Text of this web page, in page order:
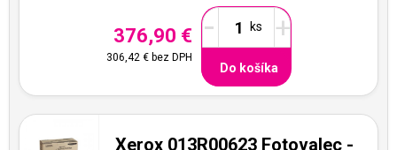
376,90 €
306,42 €bez DPH
- +
Do košíka
Xerox 013R00623 Fotovalec -